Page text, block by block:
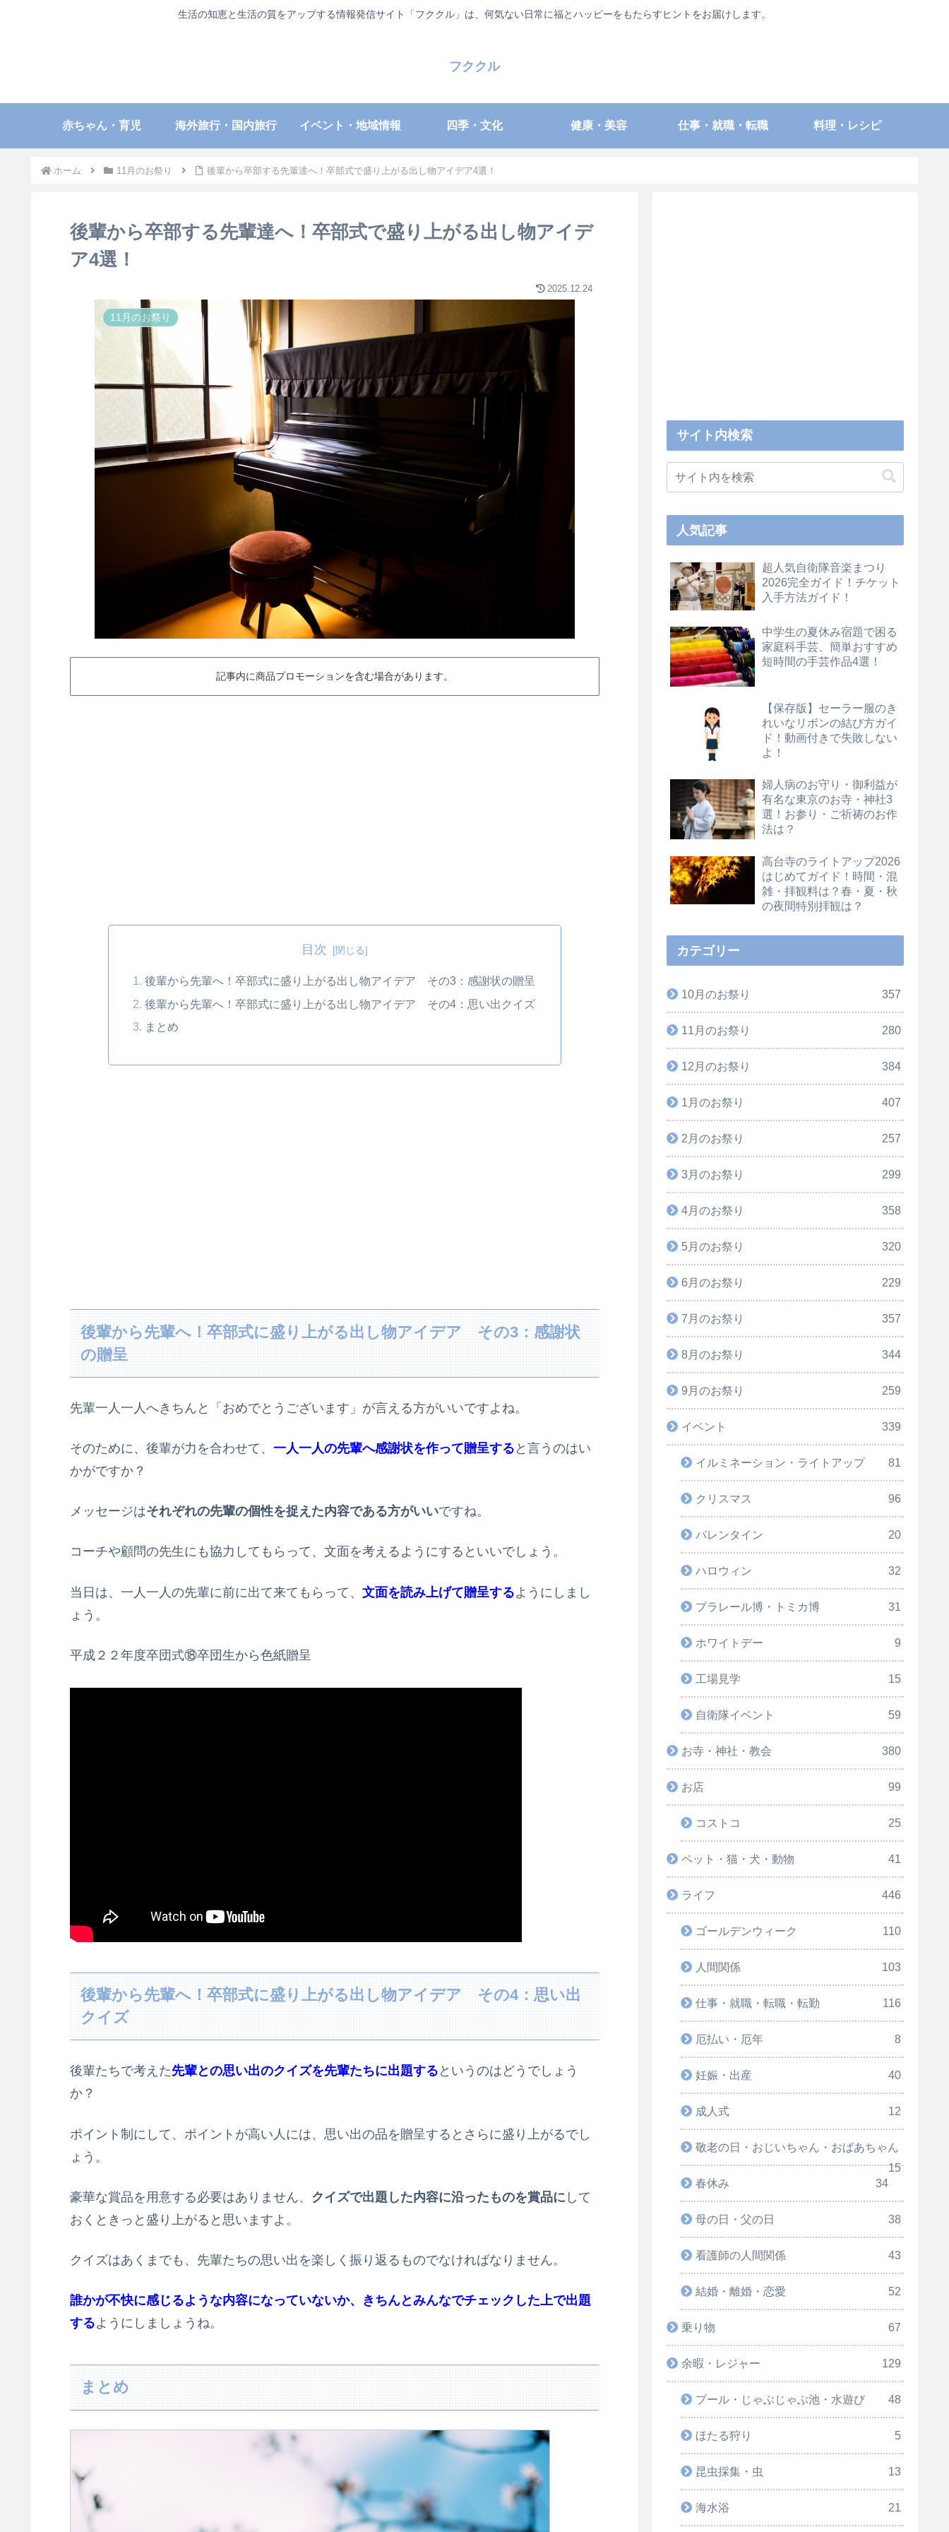
生活の知恵と生活の質をアップする情報発信サイト「フククル」は、何気ない日常に福とハッピーをもたらすヒントをお届けします。
フククル
赤ちゃん・育児 海外旅行・国内旅行 イベント・地域情報 四季・文化 健康・美容 仕事・就職・転職 料理・レシピ
ホーム 11月のお祭り 後輩から卒部する先輩達へ！卒部式で盛り上がる出し物アイデア4選！
後輩から卒部する先輩達へ！卒部式で盛り上がる出し物アイデ
ア4選！
2025.12.24
11月のお祭り
記事内に商品プロモーションを含む場合があります。
目次
後輩から先輩へ！卒部式に盛り上がる出し物アイデア その3：感謝状の贈呈
後輩から先輩へ！卒部式に盛り上がる出し物アイデア その4：思い出クイズ
まとめ
後輩から先輩へ！卒部式に盛り上がる出し物アイデア その3：感謝状
の贈呈
先輩一人一人へきちんと「おめでとうございます」が言える方がいいですよね。
そのために、後輩が力を合わせて、 一人一人の先輩へ感謝状を作って贈呈する と言うのはい
かがですか？
メッセージはそれぞれの先輩の個性を捉えた内容である方がいいですね。
コーチや顧問の先生にも協力してもらって、文面を考えるようにするといいでしょう。
当日は、一人一人の先輩に前に出て来てもらって、 文面を読み上げて贈呈するようにしまし
ょう。
平成２２年度卒団式⑱卒団生から色紙贈呈
後輩から先輩へ！卒部式に盛り上がる出し物アイデア その4：思い出
クイズ
後輩たちで考えた先輩との思い出のクイズを先輩たちに出題する というのはどうでしょう
か？
ポイント制にして、ポイントが高い人には、思い出の品を贈呈するとさらに盛り上がるでし
ょう。
豪華な賞品を用意する必要はありません、 クイズで出題した内容に沿ったものを賞品に して
おくときっと盛り上がると思いますよ。
クイズはあくまでも、先輩たちの思い出を楽しく振り返るものでなければなりません。
誰かが不快に感じるような内容になっていないか、きちんとみんなでチェックした上で出題
するようにしましょうね。
まとめ
サイト内検索
人気記事
超人気自衛隊音楽まつり
2026完全ガイド！チケット
入手方法ガイド！
中学生の夏休み宿題で困る
家庭科手芸、簡単おすすめ
短時間の手芸作品4選！
【保存版】セーラー服のき
れいなリボンの結び方ガイ
ド！動画付きで失敗しない
よ！
婦人病のお守り・御利益が
有名な東京のお寺・神社3
選！お参り・ご祈祷のお作
法は？
高台寺のライトアップ2026
はじめてガイド！時間・混
雑・拝観料は？春・夏・秋
の夜間特別拝観は？
カテゴリー
10月のお祭り 357
11月のお祭り 280
12月のお祭り 384
1月のお祭り 407
2月のお祭り 257
3月のお祭り 299
4月のお祭り 358
5月のお祭り 320
6月のお祭り 229
7月のお祭り 357
8月のお祭り 344
9月のお祭り 259
イベント 339
イルミネーション・ライトアップ 81
クリスマス 96
バレンタイン 20
ハロウィン 32
プラレール博・トミカ博 31
ホワイトデー 9
工場見学 15
自衛隊イベント 59
お寺・神社・教会 380
お店 99
コストコ 25
ペット・猫・犬・動物 41
ライフ 446
ゴールデンウィーク 110
人間関係 103
仕事・就職・転職・転勤 116
厄払い・厄年 8
妊娠・出産 40
成人式 12
敬老の日・おじいちゃん・おばあちゃん
15
春休み
34
母の日・父の日 38
看護師の人間関係 43
結婚・離婚・恋愛 52
乗り物 67
余暇・レジャー 129
プール・じゃぶじゃぶ池・水遊び 48
ほたる狩り 5
昆虫採集・虫 13
海水浴 21